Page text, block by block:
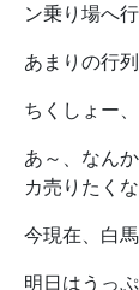
ン乗り場へ
あまりの行
ちくしょー
あ～、なん
カ売りたく
今現在、白
明日はうっ